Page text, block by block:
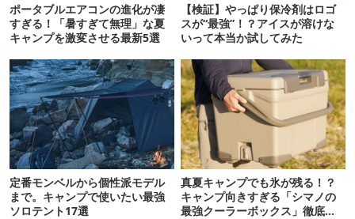
ポータブルエアコンの進化が凄
すぎる！「暑すぎて無理」な夏
キャンプを激変させる最新5選
【検証】やっぱり保冷剤はロゴ
スが“最強”！？アイスが溶けな
いって本当か試してみた
定番モンベルから個性派モデル
まで。キャンプで使いたい最強
ソロテント17選
真夏キャンプでも氷が残る！？
キャンプ向きすぎる「シマノの
最強クーラーボックス」徹底解